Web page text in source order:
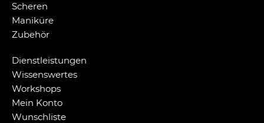
Scheren
Maniküre
Zubehör
Dienstleistungen
Wissenswertes
Workshops
Mein Konto
Wunschliste